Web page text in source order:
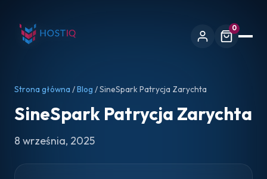
0
Strona główna /Blog / SineSpark Patrycja Zarychta
SineSpark Patrycja Zarychta
8 września, 2025